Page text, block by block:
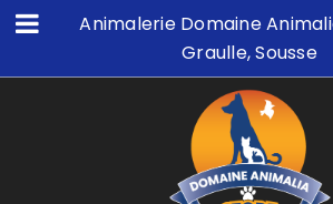
Animalerie Domaine
Graulle, Sousse